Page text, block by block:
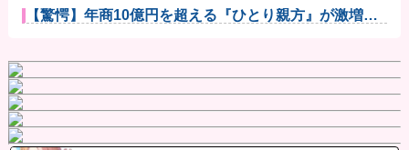
【驚愕】年商10億円を超える『ひとり親方』が激増